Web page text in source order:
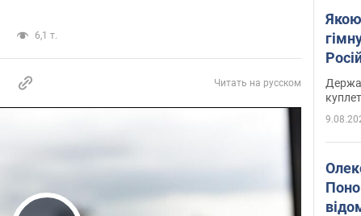
6,1 т.
Читать на русском
Якою